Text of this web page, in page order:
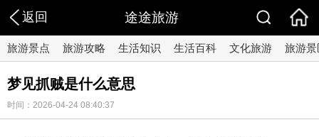
返回 途途旅游
旅游景点 旅游攻略 生活知识 生活百科 文化旅游 旅游景
梦见抓贼是什么意思
时间：2026-04-24 08:40:37